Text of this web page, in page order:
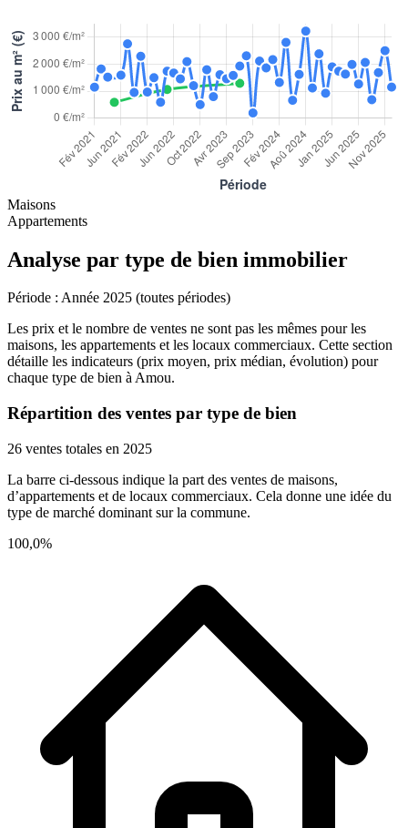
Maisons
Appartements
Analyse par type de bien immobilier
Période : Année 2025 (toutes périodes)
Les prix et le nombre de ventes ne sont pas les mêmes pour les
maisons, les appartements et les locaux commerciaux. Cette section
détaille les indicateurs (prix moyen, prix médian, évolution) pour
chaque type de bien à Amou.
Répartition des ventes par type de bien
26 ventes totales en 2025
La barre ci-dessous indique la part des ventes de maisons,
d’appartements et de locaux commerciaux. Cela donne une idée du
type de marché dominant sur la commune.
100,0%